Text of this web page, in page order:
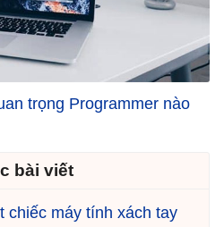
trọng Programmer nào
bài viết
chiếc máy tính xách tay